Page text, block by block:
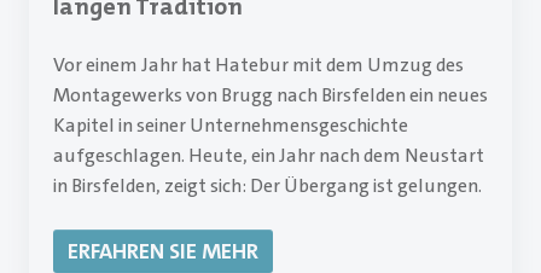
Vor einem Jahr hat Hatebur mit dem Umzug des
Montagewerks von Brugg nach Birsfelden ein neues
Kapitel in seiner Unternehmensgeschichte
aufgeschlagen. Heute, ein Jahr nach dem Neustart
in Birsfelden, zeigt sich: Der Übergang ist gelungen.
ERFAHREN SIE MEHR